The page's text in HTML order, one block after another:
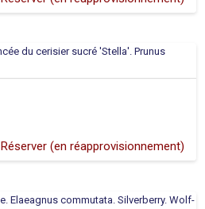
Réserver (en réapprovisionnement)